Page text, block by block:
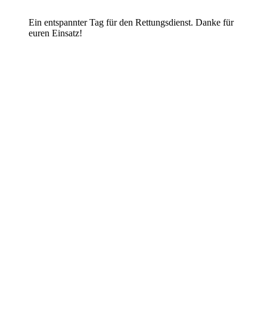
Ein entspannter Tag für den Rettungsdienst. Danke für
euren Einsatz!